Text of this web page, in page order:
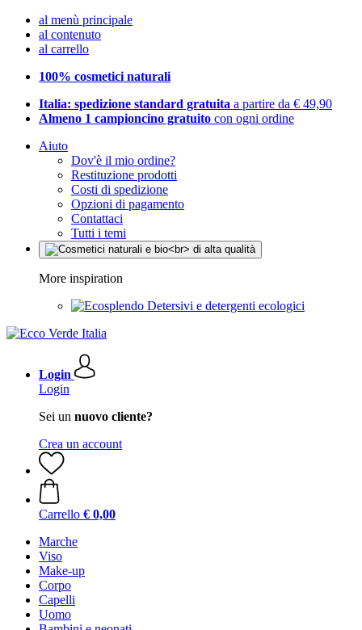
al menù principale
al contenuto
al carrello
100% cosmetici naturali
Italia: spedizione standard gratuita a partire da € 49,90
Almeno 1 campioncino gratuito con ogni ordine
Aiuto
Dov'è il mio ordine?
Restituzione prodotti
Costi di spedizione
Opzioni di pagamento
Contattaci
Tutti i temi
More inspiration
Detersivi e detergenti ecologici
Login
Login
Sei un nuovo cliente?
Crea un account
Carrello € 0,00
Marche
Viso
Make-up
Corpo
Capelli
Uomo